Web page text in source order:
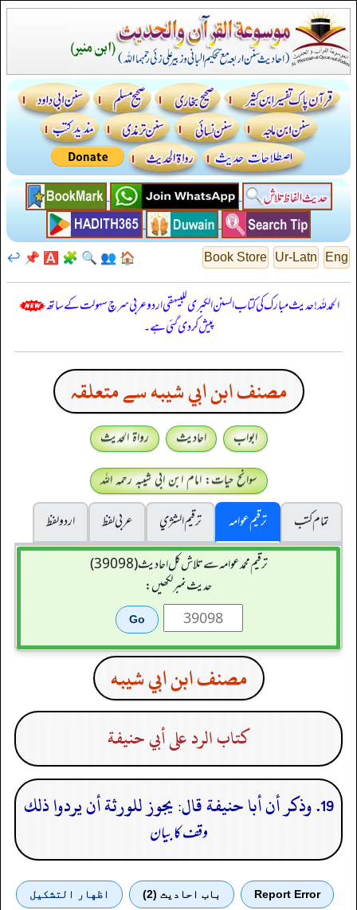
Eng
Ur-Latn
Book Store
🏠
👥
🔍
🧩
🅰️
📌
↩️
الحمدللہ! حدیث مبارک کی کتاب السنن الكبرى للبيهقي اردو عربی سرچ سہولت کے ساتھ
پیش کر دی گئی ہے۔
مصنف ابن ابي شيبه سے متعلقہ
ابواب احادیث
رواۃ الحدیث
سوانح حیات: امام ابن ابی شیبہ رحمہ اللہ
تمام کتب
ترقیم عوامہ ترقيم الشژي عربی لفظ
اردو لفظ
ترقیم محمدعوامہ سے تلاش کل احادیث (39098)
حدیث نمبر لکھیں:
مصنف ابن ابي شيبه
كتاب الرد على أبي حنيفة
19. وذكر أن أبا حنيفة قال: يجوز للورثة أن يردوا ذلك
وقف کا بیان
Report Error باب احادیث (2) اظهار التشكيل